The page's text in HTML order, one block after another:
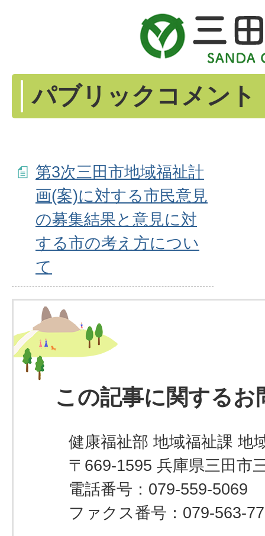
パブリックコメント
第3次三田市地域福祉計
画(案)に対する市民意見
の募集結果と意見に対
する市の考え方につい
て
この記事に関するお
健康福祉部 地域福祉課 地
〒669-1595 兵庫県三田市
電話番号：079-559-5069
ファクス番号：079-563-